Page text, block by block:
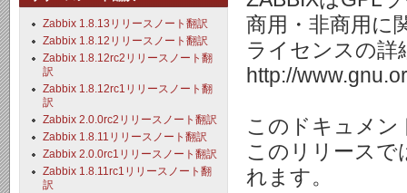
商用・非商用に
ライセンスの詳
http://
このドキュメン
このリリースで
れます。
Zabbix 1.8.13リリースノート翻訳
Zabbix 1.8.12リリースノート翻訳
Zabbix 1.8.12rc2リリースノート翻
訳
Zabbix 1.8.12rc1リリースノート翻
訳
Zabbix 2.0.0rc2リリースノート翻訳
Zabbix 1.8.11リリースノート翻訳
Zabbix 2.0.0rc1リリースノート翻訳
Zabbix 1.8.11rc1リリースノート翻
訳